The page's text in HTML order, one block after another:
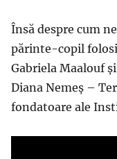
Însă despre cum
părinte-copil
Gabriela Maalouf
Diana Nemeș –
fondatoare ale